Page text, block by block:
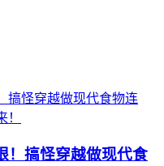
！搞怪穿越做现代食